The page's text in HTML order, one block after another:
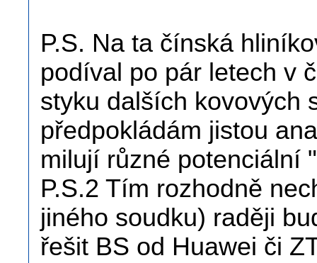
P.S. Na ta čínská
podíval po pár letech v
styku dalších kovových
předpokládám jistou
milují různé potenciální
P.S.2 Tím rozhodně
jiného soudku) raději
řešit BS od Huawei či